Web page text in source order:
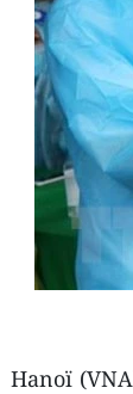
Hanoï